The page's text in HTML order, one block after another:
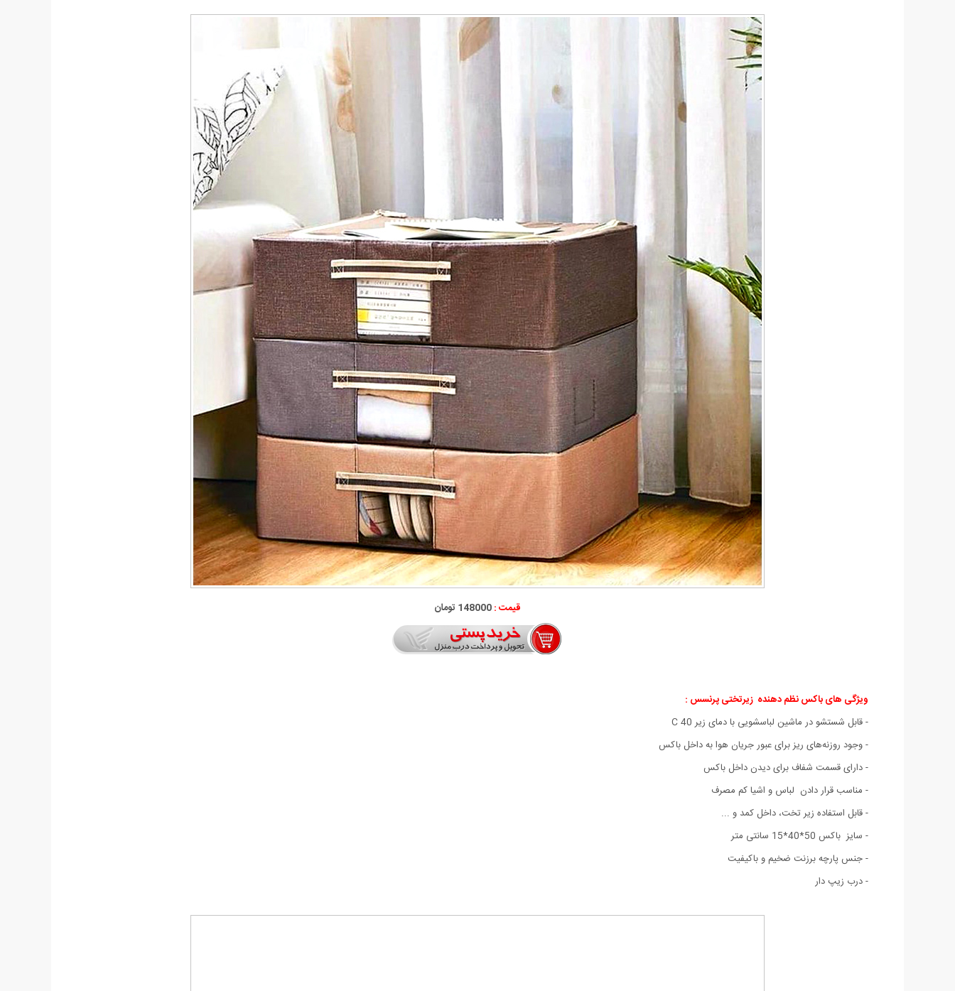
قیمت :148000 تومان
ویژگی های باکس نظم دهنده زیرتختی پرنسس :
- قابل شستشو در ماشین لباسشویی با دمای زیر 40 C
- وجود روزنه‌های ریز برای عبور جریان هوا به داخل باکس
-دارای قسمت شفاف برای دیدن داخل باکس
- مناسب قرار دادن لباس‌ و اشیا کم مصرف
- قابل استفاده زیر تخت، داخل کمد و ...
- سایز باکس 50*40*15 سانتی متر
- جنس پارچه برزنت ضخیم و باکیفیت
- درب زیپ دار